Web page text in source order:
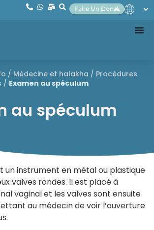
Faire Un Don
/ Médecine et halakha / Procédures
/ Examen au spéculum
au spéculum
un instrument en métal ou plastique
valves rondes. Il est placé à
vaginal et les valves sont ensuite
au médecin de voir l’ouverture